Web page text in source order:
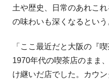
土や歴史、日常のあれこ
の味わいも深くなるという
「ここ最近だと大阪の『
1970年代の喫茶店のまま
け継いだ店でした。カウ